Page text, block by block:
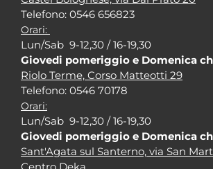
Telefono: 0546 656823
Orari:
Lun/Sab 9-12,30 / 16-19,30
Giovedi pomeriggio e Domenica
Riolo Terme, Corso Matteotti 29
Telefono: 0546 70178
Orari:
Lun/Sab 9-12,30 / 16-19,30
Giovedi pomeriggio e Domenica
Sant'Agata sul Santerno, via San